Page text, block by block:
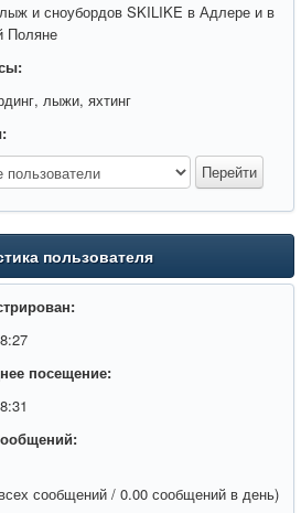
и сноубордов SKILIKE в Адлере и в
Поляне
лыжи, яхтинг
пользователя
посещение:
сообщений / 0.00 сообщений в день)